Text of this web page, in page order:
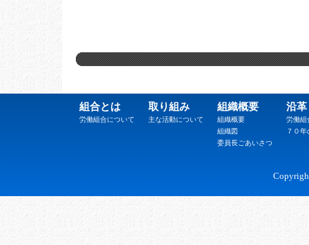
組合とは
労働組合について
取り組み
主な活動について
組織概要
組織概要
組織図
委員長ごあいさつ
沿革
労働組
７０